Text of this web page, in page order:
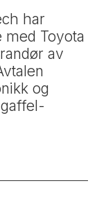
har
Toyota
av
og